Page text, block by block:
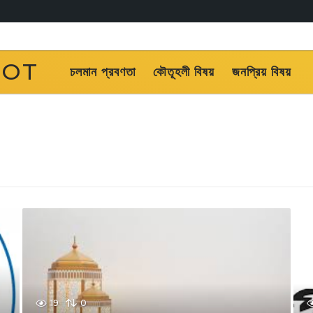
চলমান প্রবণতা কৌতূহলী বিষয় জনপ্রিয় বিষয়
19 0